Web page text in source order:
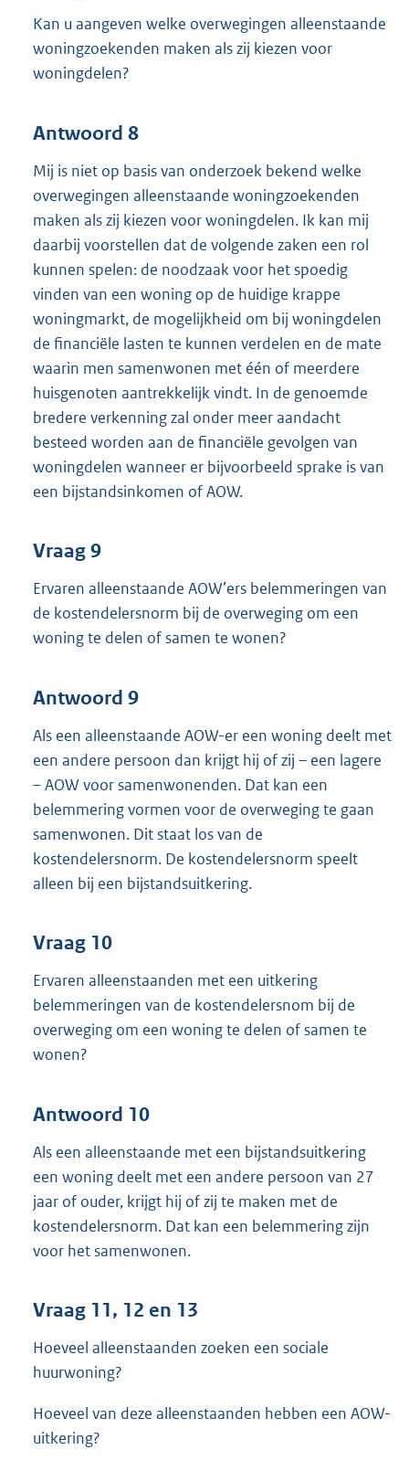
Kan u aangeven welke overwegingen alleenstaande
woningzoekenden maken als zij kiezen voor
woningdelen?
Antwoord 8
Mij is niet op basis van onderzoek bekend welke
overwegingen alleenstaande woningzoekenden
maken als zij kiezen voor woningdelen. Ik kan mij
daarbij voorstellen dat de volgende zaken een rol
kunnen spelen: de noodzaak voor het spoedig
vinden van een woning op de huidige krappe
woningmarkt, de mogelijkheid om bij woningdelen
de financiële lasten te kunnen verdelen en de mate
waarin men samenwonen met één of meerdere
huisgenoten aantrekkelijk vindt. In de genoemde
bredere verkenning zal onder meer aandacht
besteed worden aan de financiële gevolgen van
woningdelen wanneer er bijvoorbeeld sprake is van
een bijstandsinkomen of AOW.
Vraag 9
Ervaren alleenstaande AOW’ers belemmeringen van
de kostendelersnorm bij de overweging om een
woning te delen of samen te wonen?
Antwoord 9
Als een alleenstaande AOW-er een woning deelt met
een andere persoon dan krijgt hij of zij – een lagere
– AOW voor samenwonenden. Dat kan een
belemmering vormen voor de overweging te gaan
samenwonen. Dit staat los van de
kostendelersnorm. De kostendelersnorm speelt
alleen bij een bijstandsuitkering.
Vraag 10
Ervaren alleenstaanden met een uitkering
belemmeringen van de kostendelersnom bij de
overweging om een woning te delen of samen te
wonen?
Antwoord 10
Als een alleenstaande met een bijstandsuitkering
een woning deelt met een andere persoon van 27
jaar of ouder, krijgt hij of zij te maken met de
kostendelersnorm. Dat kan een belemmering zijn
voor het samenwonen.
Vraag 11, 12 en 13
Hoeveel alleenstaanden zoeken een sociale
huurwoning?
Hoeveel van deze alleenstaanden hebben een AOW-
uitkering?